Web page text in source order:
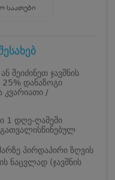
საათები
შეიძინეთ ჯავშნის
25% დანაზოგი
კვარიათი /
1 დღე-ღამეში
პირდაპირი ზღვის
ნაცვლად (ჯავშნის